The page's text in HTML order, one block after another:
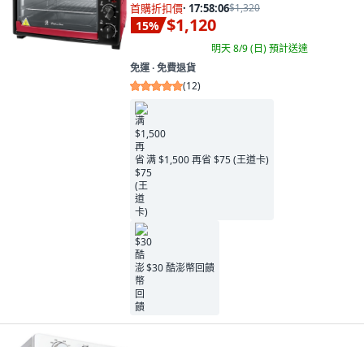
首購折扣價· 17:58:04$1,320
15% $1,120
明天 8/9 (日)預計送達
免運 ∙ 免費退貨
(12)
满 $1,500 再省 $75 (王道卡)
$30 酷澎幣回饋